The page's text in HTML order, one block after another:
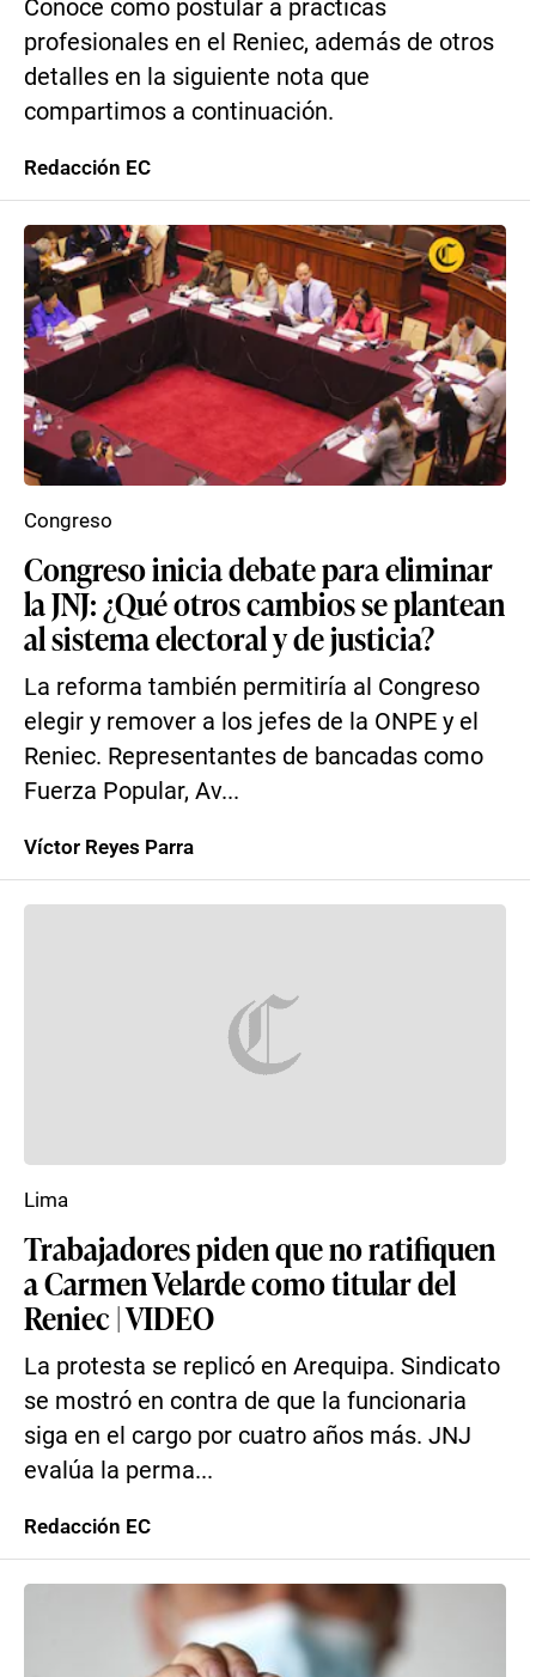
Conoce cómo postular a prácticas
profesionales en el Reniec, además de otros
detalles en la siguiente nota que
compartimos a continuación.
Redacción EC
Congreso inicia debate para eliminar
la JNJ: ¿Qué otros cambios se plantean
al sistema electoral y de justicia?
La reforma también permitiría al Congreso
elegir y remover a los jefes de la ONPE y el
Reniec. Representantes de bancadas como
Fuerza Popular, Av...
Congreso
Víctor Reyes Parra
Trabajadores piden que no ratifiquen
a Carmen Velarde como titular del
Reniec | VIDEO
La protesta se replicó en Arequipa. Sindicato
se mostró en contra de que la funcionaria
siga en el cargo por cuatro años más. JNJ
evalúa la perma...
Lima
Redacción EC